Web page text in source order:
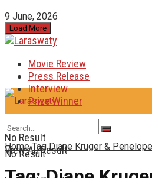
9 June, 2026
Load More
Movie Review
Press Release
Interview
Prize Winner
No Result
View All Result
No Result
Home Tag Diane Kruger &